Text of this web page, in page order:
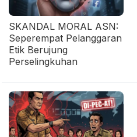
SKANDAL MORAL ASN:
Seperempat Pelanggaran
Etik Berujung
Perselingkuhan